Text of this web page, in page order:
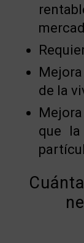
de la
que la